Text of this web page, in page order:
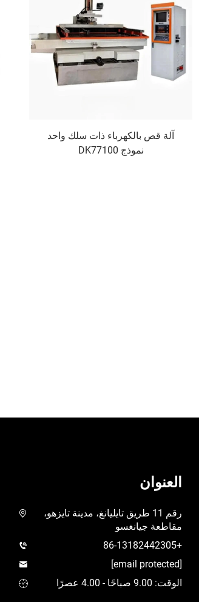
آلة قص بالكهرباء ذات سلك واحد
نموذج DK77100
العنوان
رقم 11 طريق تايليانغ، مدينة تايزهو،
مقاطعة جيانغسو
+86-13182442305
[email protected]
الوقت: 9.00 صباحًا - 4.00 عصرًا